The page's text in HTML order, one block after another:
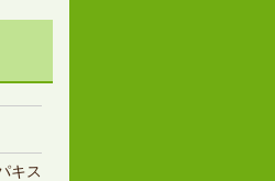
キス